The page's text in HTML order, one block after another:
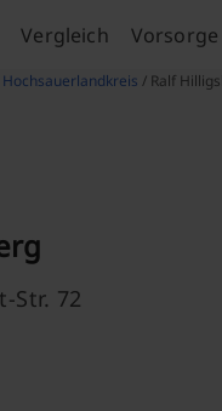
Vergleich Vorsorge
/ Ralf
Str. 72